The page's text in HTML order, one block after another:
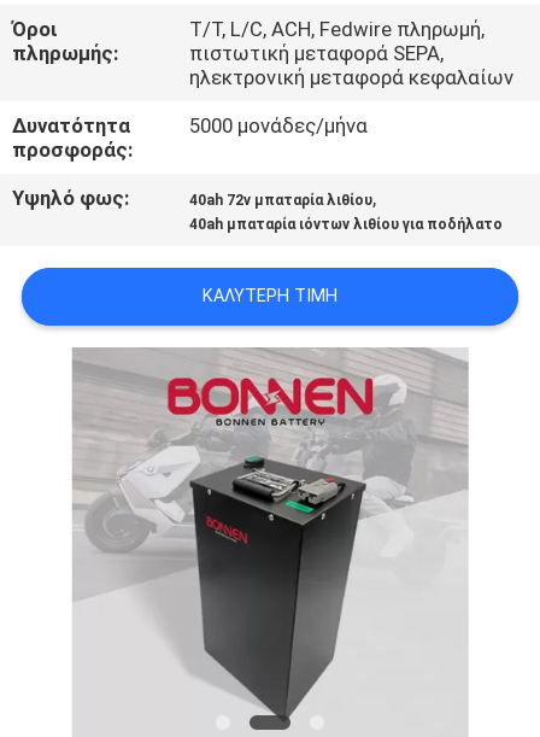
SITEMAP
ΑΠΟΡΡΉΤΟΥ
Όροι
πληρωμής:
Τ/Τ, L/C, ACH, Fedwire πληρωμή,
πιστωτική μεταφορά SEPA,
ηλεκτρονική μεταφορά κεφαλαίων
Δυνατότητα
προσφοράς:
5000 μονάδες/μήνα
Υψηλό φως: 40ah 72v μπαταρία λιθίου,
40ah μπαταρία ιόντων λιθίου για ποδήλατο
ΚΑΛΎΤΕΡΗ ΤΙΜΉ